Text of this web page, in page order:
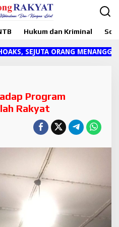
Hukum dan Kriminal
ORANG MENANGGUNG
Program
Rakyat